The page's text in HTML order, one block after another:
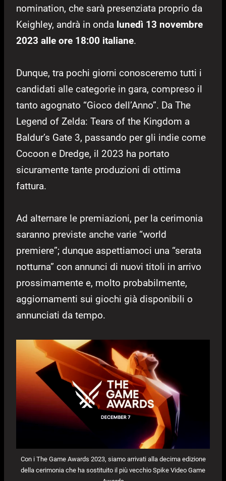
nomination, che sarà presenziata proprio da
Keighley, andrà in onda lunedì 13 novembre
2023 alle ore 18:00 italiane.
Dunque, tra pochi giorni conosceremo tutti i
candidati alle categorie in gara, compreso il
tanto agognato “Gioco dell’Anno”. Da The
Legend of Zelda: Tears of the Kingdom a
Baldur’s Gate 3, passando per gli indie come
Cocoon e Dredge, il 2023 ha portato
sicuramente tante produzioni di ottima
fattura.
Ad alternare le premiazioni, per la cerimonia
saranno previste anche varie “world
premiere”; dunque aspettiamoci una “serata
notturna” con annunci di nuovi titoli in arrivo
prossimamente e, molto probabilmente,
aggiornamenti sui giochi già disponibili o
annunciati da tempo.
Con i The Game Awards 2023, siamo arrivati alla decima edizione
della cerimonia che ha sostituito il più vecchio Spike Video Game